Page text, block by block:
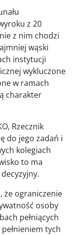
z 20
z nim chodzi
wąski
instytucji
wykluczone
w ramach
charakter
Rzecznik
do jego zadań i
kolegiach
to ma
że ograniczenie
osoby
pełniących
tych